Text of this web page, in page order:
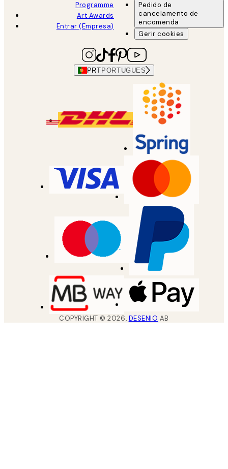
Programme
Art Awards
Entrar (Empresa)
Pedido de
cancelamento de
encomenda
Gerir cookies
PRT PORTUGUES
COPYRIGHT ©2026, DESENIO AB